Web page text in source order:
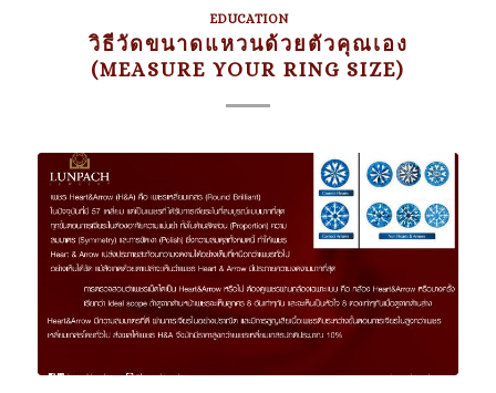
EDUCATION
วิธีวัดขนาดแหวนด้วยตัวคุณเอง
(MEASURE YOUR RING SIZE)